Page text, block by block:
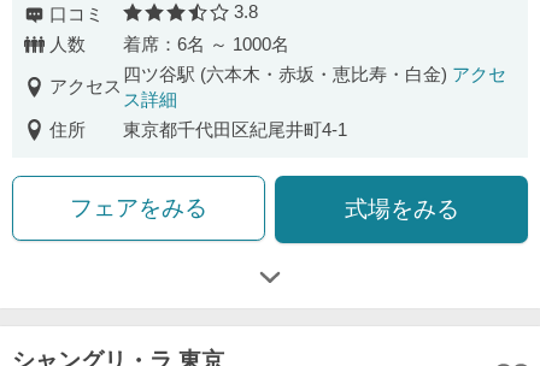
口コミ 口コミ評価
3.8
人数
着席：6名 ～ 1000名
アクセス
四ツ谷駅 (六本木・赤坂・恵比寿・白金) アクセ
ス詳細
住所
東京都千代田区紀尾井町4‐1
フェアをみる 式場をみる
シャングリ・ラ 東京